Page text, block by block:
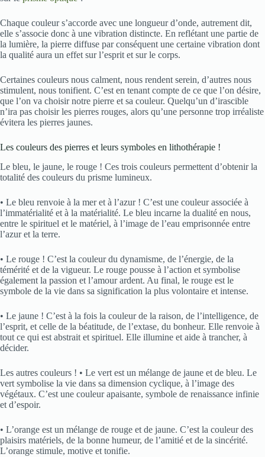
Chaque couleur s’accorde avec une longueur d’onde, autrement dit,
elle s’associe donc à une vibration distincte. En reflétant une partie de
la lumière, la pierre diffuse par conséquent une certaine vibration dont
la qualité aura un effet sur l’esprit et sur le corps.
Certaines couleurs nous calment, nous rendent serein, d’autres nous
stimulent, nous tonifient. C’est en tenant compte de ce que l’on désire,
que l’on va choisir notre pierre et sa couleur. Quelqu’un d’irascible
n’ira pas choisir les pierres rouges, alors qu’une personne trop irréaliste
évitera les pierres jaunes.
Les couleurs des pierres et leurs symboles en lithothérapie !
Le bleu, le jaune, le rouge ! Ces trois couleurs permettent d’obtenir la
totalité des couleurs du prisme lumineux.
• Le bleu renvoie à la mer et à l’azur ! C’est une couleur associée à
l’immatérialité et à la matérialité. Le bleu incarne la dualité en nous,
entre le spirituel et le matériel, à l’image de l’eau emprisonnée entre
l’azur et la terre.
• Le rouge ! C’est la couleur du dynamisme, de l’énergie, de la
témérité et de la vigueur. Le rouge pousse à l’action et symbolise
également la passion et l’amour ardent. Au final, le rouge est le
symbole de la vie dans sa signification la plus volontaire et intense.
• Le jaune ! C’est à la fois la couleur de la raison, de l’intelligence, de
l’esprit, et celle de la béatitude, de l’extase, du bonheur. Elle renvoie à
tout ce qui est abstrait et spirituel. Elle illumine et aide à trancher, à
décider.
Les autres couleurs ! • Le vert est un mélange de jaune et de bleu. Le
vert symbolise la vie dans sa dimension cyclique, à l’image des
végétaux. C’est une couleur apaisante, symbole de renaissance infinie
et d’espoir.
• L’orange est un mélange de rouge et de jaune. C’est la couleur des
plaisirs matériels, de la bonne humeur, de l’amitié et de la sincérité.
L’orange stimule, motive et tonifie.